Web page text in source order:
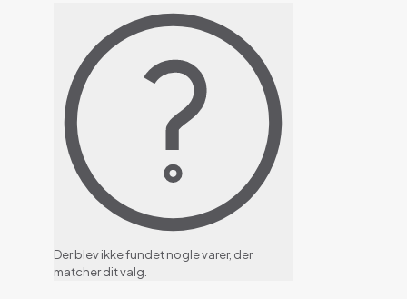
Der blev ikke fundet nogle varer, der
matcher dit valg.